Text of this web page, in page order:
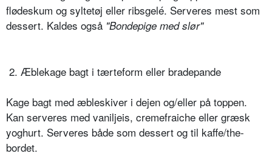
flødeskum og syltetøj eller ribsgelé. Serveres mest som
dessert. Kaldes også "Bondepige med slør"
 2. Æblekage bagt i tærteform eller bradepande
Kage bagt med æbleskiver i dejen og/eller på toppen.
Kan serveres med vaniljeis, cremefraiche eller græsk
yoghurt. Serveres både som dessert og til kaffe/the-
bordet.